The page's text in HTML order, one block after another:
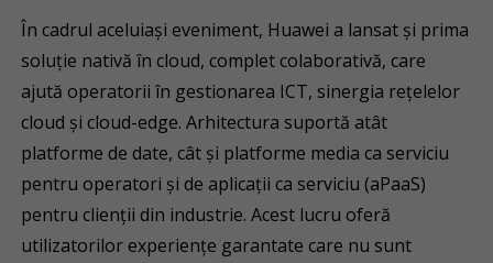
În cadrul aceluiași eveniment, Huawei a lansat și prima
soluție nativă în cloud, complet colaborativă, care
ajută operatorii în gestionarea ICT, sinergia rețelelor
cloud și cloud-edge. Arhitectura suportă atât
platforme de date, cât și platforme media ca serviciu
pentru operatori și de aplicații ca serviciu (aPaaS)
pentru clienții din industrie. Acest lucru oferă
utilizatorilor experiențe garantate care nu sunt